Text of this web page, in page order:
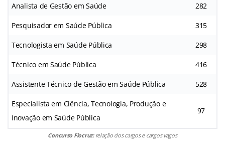
Analista de Gestão em Saúde 282
Pesquisador em Saúde Pública 315
Tecnologista em Saúde Pública 298
Técnico em Saúde Pública 416
Assistente Técnico de Gestão em Saúde Pública 528
Especialista em Ciência, Tecnologia, Produção e
Inovação em Saúde Pública
97
Concurso Fiocruz:relação dos cargos e cargos vagos